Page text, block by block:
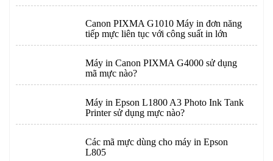
Canon PIXMA G1010 Máy in đơn năng
tiếp mực liên tục với công suất in lớn
Máy in Canon PIXMA G4000 sử dụng
mã mực nào?
Máy in Epson L1800 A3 Photo Ink Tank
Printer sử dụng mực nào?
Các mã mực dùng cho máy in Epson
L805